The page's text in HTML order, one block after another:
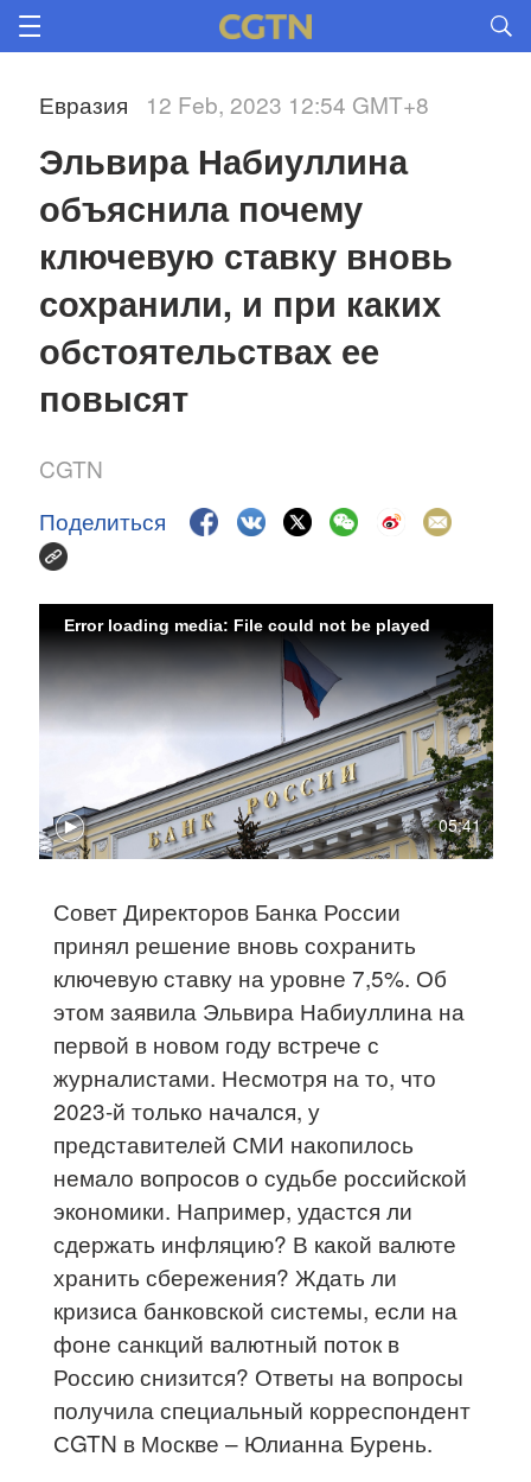
Евразия 12 Feb, 2023 12:54 GMT+8
Эльвира Набиуллина
объяснила почему
ключевую ставку вновь
сохранили, и при каких
обстоятельствах ее
повысят
CGTN
Поделиться
05:41
Error loading media: File could not be played
Совет Директоров Банка России
принял решение вновь сохранить
ключевую ставку на уровне 7,5%. Об
этом заявила Эльвира Набиуллина на
первой в новом году встрече с
журналистами. Несмотря на то, что
2023-й только начался, у
представителей СМИ накопилось
немало вопросов о судьбе российской
экономики. Например, удастся ли
сдержать инфляцию? В какой валюте
хранить сбережения? Ждать ли
кризиса банковской системы, если на
фоне санкций валютный поток в
Россию снизится? Ответы на вопросы
получила специальный корреспондент
СGTN в Москве – Юлианна Бурень.